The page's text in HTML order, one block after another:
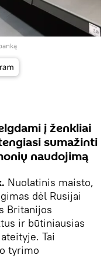
į ženkliai
sumažinti
naudojimą
Nuolatinis maisto,
dėl Rusijai
Britanijos
ir būtiniausias
Tai
tyrimo